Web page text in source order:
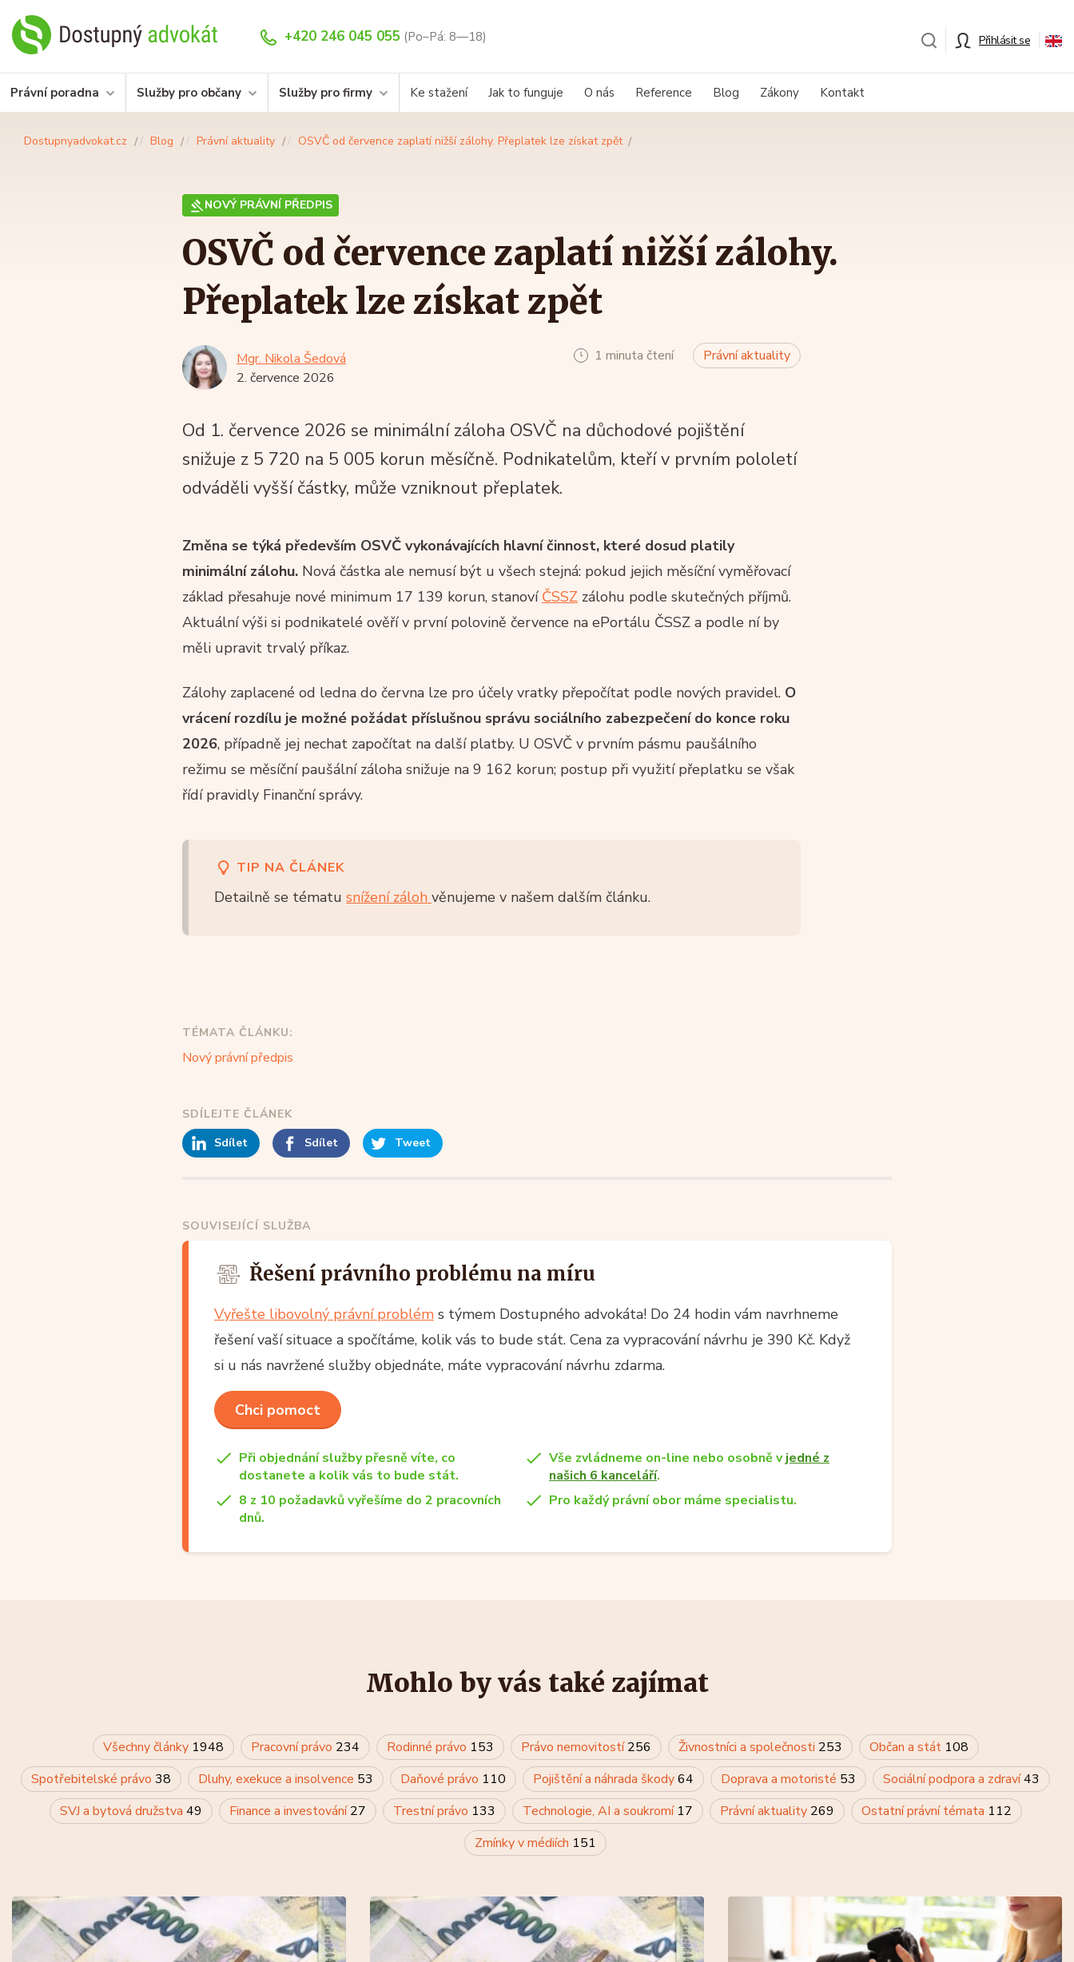
+420 246 045 055 (Po–Pá: 8—18) Přihlásit se
Právní poradna Služby pro občany Služby pro firmy Ke stažení Jak to funguje O nás Reference Blog Zákony Kontakt
Dostupnyadvokat.cz Blog Právní aktuality OSVČ od července zaplatí nižší zálohy. Přeplatek lze získat zpět
NOVÝ PRÁVNÍ PŘEDPIS
OSVČ od července zaplatí nižší zálohy.
Přeplatek lze získat zpět
Mgr. Nikola Šedová
2. července 2026
1 minuta čtení Právní aktuality
Od 1. července 2026 se minimální záloha OSVČ na důchodové pojištění
snižuje z 5 720 na 5 005 korun měsíčně. Podnikatelům, kteří v prvním pololetí
odváděli vyšší částky, může vzniknout přeplatek.
Změna se týká především OSVČ vykonávajících hlavní činnost, které dosud platily
minimální zálohu. Nová částka ale nemusí být u všech stejná: pokud jejich měsíční vyměřovací
základ přesahuje nové minimum 17 139 korun, stanoví ČSSZ zálohu podle skutečných příjmů.
Aktuální výši si podnikatelé ověří v první polovině července na ePortálu ČSSZ a podle ní by
měli upravit trvalý příkaz.
Zálohy zaplacené od ledna do června lze pro účely vratky přepočítat podle nových pravidel. O
vrácení rozdílu je možné požádat příslušnou správu sociálního zabezpečení do konce roku
2026, případně jej nechat započítat na další platby. U OSVČ v prvním pásmu paušálního
režimu se měsíční paušální záloha snižuje na 9 162 korun; postup při využití přeplatku se však
řídí pravidly Finanční správy.
TIP NA ČLÁNEK
Detailně se tématu snížení záloh věnujeme v našem dalším článku.
TÉMATA ČLÁNKU:
Nový právní předpis
SDÍLEJTE ČLÁNEK
Sdílet
Sdílet Tweet
SOUVISEJÍCÍ SLUŽBA
Řešení právního problému na míru
Vyřešte libovolný právní problém s týmem Dostupného advokáta! Do 24 hodin vám navrhneme
řešení vaší situace a spočítáme, kolik vás to bude stát. Cena za vypracování návrhu je 390 Kč. Když
si u nás navržené služby objednáte, máte vypracování návrhu zdarma.
Chci pomoct
Při objednání služby přesně víte, co
dostanete a kolik vás to bude stát.
Vše zvládneme on-line nebo osobně vjedné z
našich 6 kanceláří.
8 z 10 požadavků vyřešíme do 2 pracovních
dnů.
Pro každý právní obor máme specialistu.
Mohlo by vás také zajímat
Všechny články 1948 Pracovní právo 234 Rodinné právo 153 Právo nemovitostí256 Živnostníci a společnosti 253 Občan a stát 108
Spotřebitelské právo 38 Dluhy, exekuce a insolvence 53 Daňové právo 110 Pojištění a náhrada škody64 Doprava a motoristé 53 Sociální podpora a zdraví43
SVJ a bytová družstva 49 Finance a investování27 Trestní právo 133 Technologie, AI a soukromí 17 Právní aktuality 269 Ostatní právní témata 112
Zmínky v médiích 151